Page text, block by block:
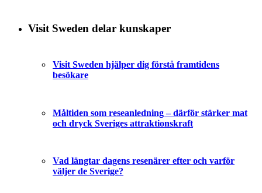
Visit Sweden delar kunskaper
Visit Sweden hjälper dig förstå framtidens
besökare
Måltiden som reseanledning – därför stärker mat
och dryck Sveriges attraktionskraft
Vad längtar dagens resenärer efter och varför
väljer de Sverige?